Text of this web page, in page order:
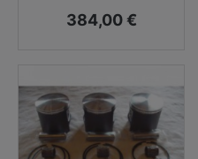
Prix
384,00 €